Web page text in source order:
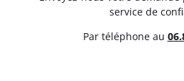
service de
Par téléphone au